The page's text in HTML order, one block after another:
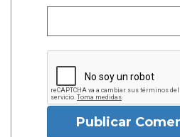
Publicar